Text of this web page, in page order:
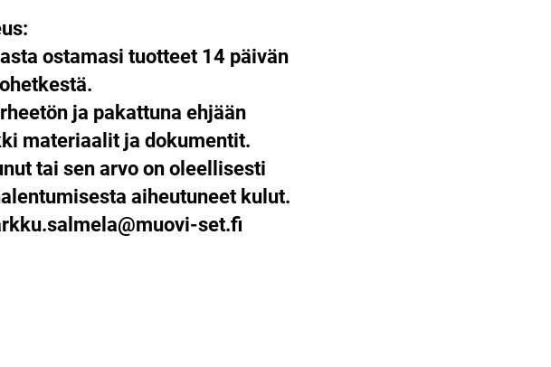
ostamasi tuotteet 14 päivän
ja pakattuna ehjään
materiaalit ja dokumentit.
tai sen arvo on oleellisesti
aiheutuneet kulut.
set.fi